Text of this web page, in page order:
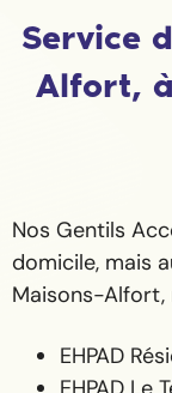
Service
Alfort,
Nos Gentils
domicile, mais
Maisons-Alfort,
EHPAD